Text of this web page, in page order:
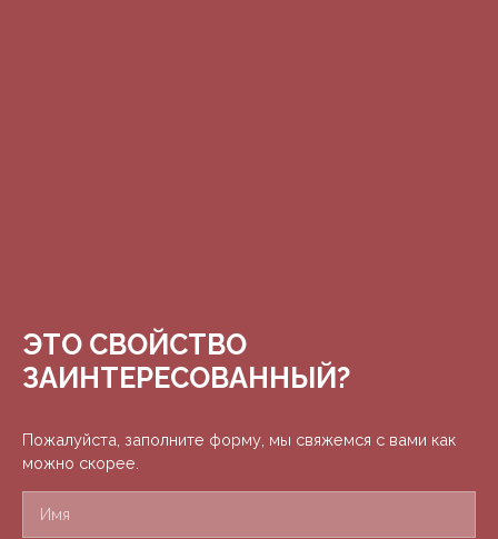
ЭТО СВОЙСТВО
ЗАИНТЕРЕСОВАННЫЙ?
Пожалуйста, заполните форму, мы свяжемся с вами как
можно скорее.
Имя